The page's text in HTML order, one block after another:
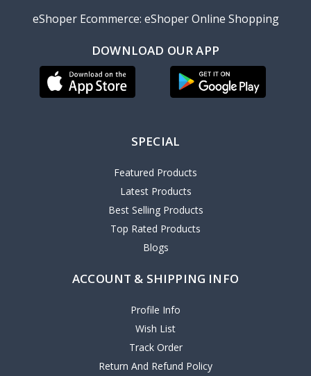
eShoper Ecommerce: eShoper Online Shopping
DOWNLOAD OUR APP
SPECIAL
Featured Products
Latest Products
Best Selling Products
Top Rated Products
Blogs
ACCOUNT & SHIPPING INFO
Profile Info
Wish List
Track Order
Return And Refund Policy